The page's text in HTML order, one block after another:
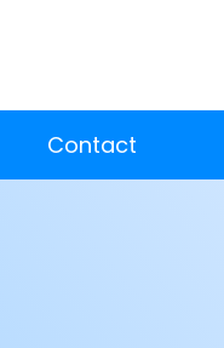
Contact